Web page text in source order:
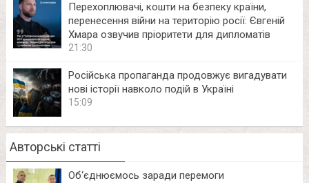
Перехоплювачі, кошти на безпеку країни,
перенесення війни на територію росії: Євгеній
Хмара озвучив пріоритети для дипломатів
21:30
Російська пропаганда продовжує вигадувати
нові історії навколо подій в Україні
15:09
Авторські статті
Об‘єднюємось заради перемоги